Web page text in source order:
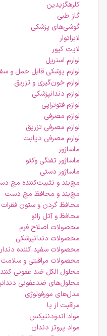
کلرهگزیدین
گاز طبی
گوشی‌های پزشکی
لابراتوار
لایت کیور
لوازم استریل
لوازم پزشکی قابل حمل و
لوازم خون‌گیری و تزریق
لوازم دندانپزشکی
لوازم فتوتراپی
لوازم مصرفی
لوازم مصرفی تزریق
لوازم مصرفی دیابت
ماساژور
ماساژور تفنگی وکتو
ماساژور دستی
مچ‌بند و تثبیت‌کننده مچ
مچ‌بند و محافظ مچ دست
محافظ گردن و ستون فقرات
محافظ و آتل زانو
محصولات اصلاح فرم
محصولات دندانپزشکی
محصولات سفید کننده
محصولات مراقبتی و سلامت
محلول الکل ضد عفونی
محلول‌های ضدعفونی
مدل‌های مورفولوژی
مراقبت از پا
مواد اندودنتیکس
مواد پروتز دندان